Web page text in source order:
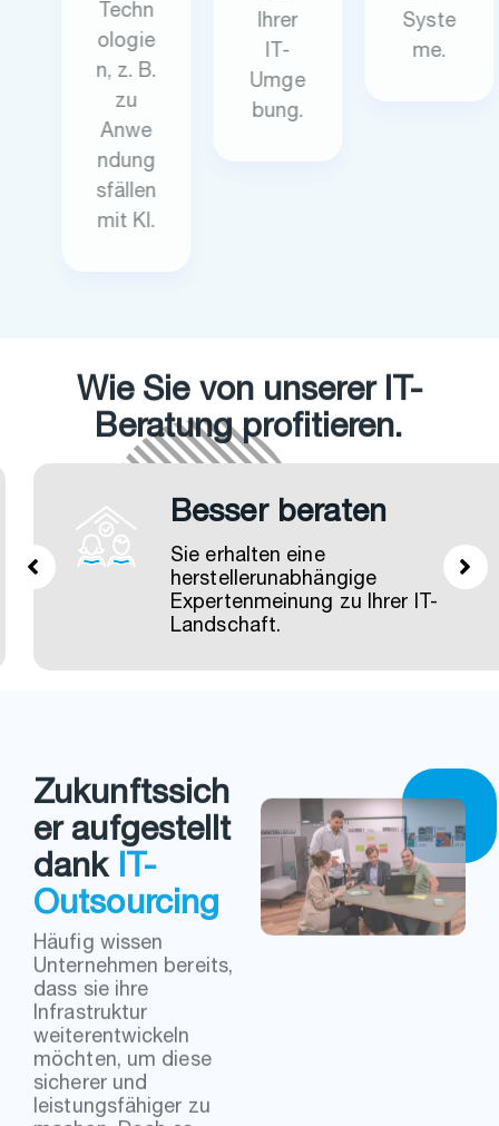
Techn
ologie
n, z. B.
Anwe
ndung
sfällen
mit KI.
Ihrer
Umge
bung.
Syste
me.
Wie Sie von unserer IT-
Beratung profitieren.
Besser beraten
Sie erhalten eine
herstellerunabhängige
Expertenmeinung zu Ihrer IT-
Landschaft.
Zukunftssich
er aufgestellt
dank IT-
Outsourcing
Unternehmen bereits,
dass sie ihre
Infrastruktur
weiterentwickeln
möchten, um diese
sicherer und
leistungsfähiger zu
machen. Doch es